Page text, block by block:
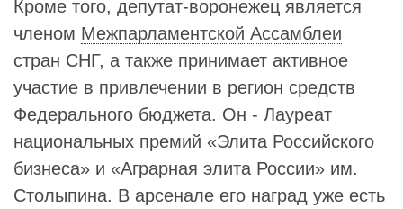
Кроме того, депутат-воронежец является
членом Межпарламентской Ассамблеи
стран СНГ, а также принимает активное
участие в привлечении в регион средств
Федерального бюджета. Он - Лауреат
национальных премий «Элита Российского
бизнеса» и «Аграрная элита России» им.
Столыпина. В арсенале его наград уже есть